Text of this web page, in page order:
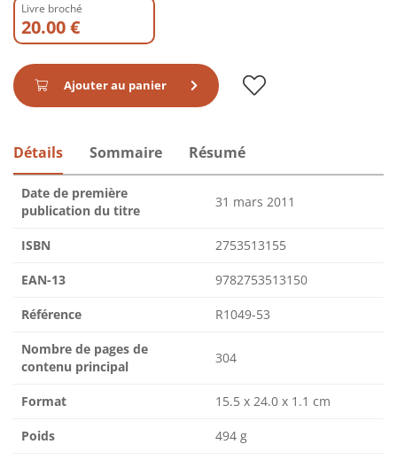
Livre broché
20.00 €
Ajouter au panier
Détails Sommaire Résumé
Date de première
publication du titre
31 mars 2011
ISBN 2753513155
EAN-13 9782753513150
Référence R1049-53
Nombre de pages de
contenu principal
304
Format 15.5 x 24.0 x 1.1 cm
Poids 494 g